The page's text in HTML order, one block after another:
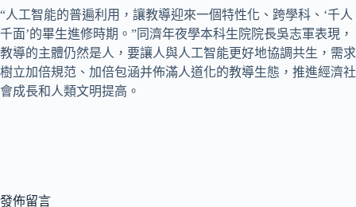
“人工智能的普遍利用，讓教導迎來一個特性化、跨學科、‘千人
千面’的畢生進修時期。”同濟年夜學本科生院院長吳志軍表現，
教導的主體仍然是人，要讓人與人工智能更好地協調共生，需求
樹立加倍規范、加倍包涵并佈滿人道化的教導生態，推進經濟社
會成長和人類文明提高。
發佈留言